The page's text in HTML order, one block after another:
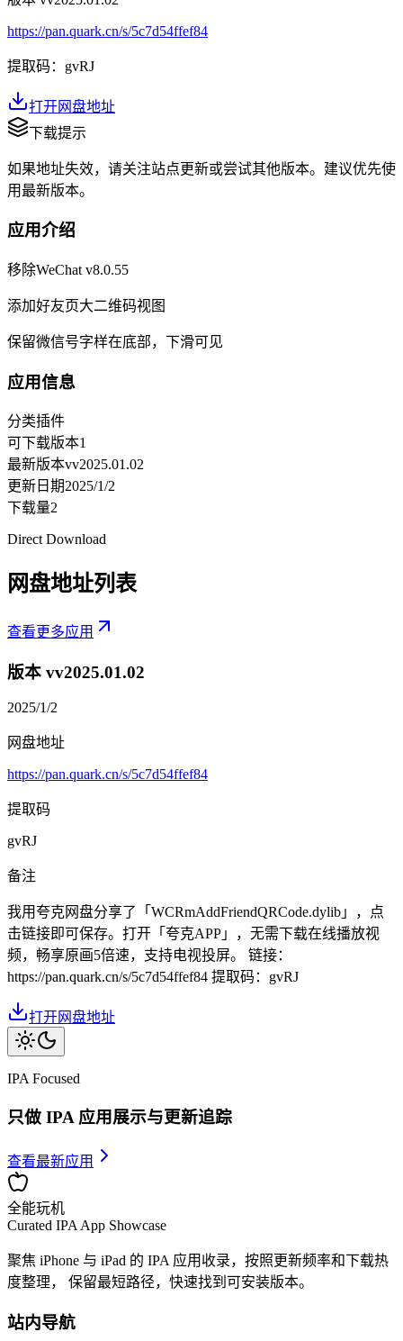
https://pan.quark.cn/s/5c7d54ffef84
提取码： gvRJ
打开网盘地址
下载提示
如果地址失效，请关注站点更新或尝试其他版本。建议优先使
用最新版本。
应用介绍
移除WeChat v8.0.55
添加好友页大二维码视图
保留微信号字样在底部，下滑可见
应用信息
分类插件
可下载版本1
最新版本vv2025.01.02
更新日期2025/1/2
下载量2
Direct Download
网盘地址列表
查看更多应用
版本 vv2025.01.02
2025/1/2
网盘地址
https://pan.quark.cn/s/5c7d54ffef84
提取码
gvRJ
备注
我用夸克网盘分享了「WCRmAddFriendQRCode.dylib」，点
击链接即可保存。打开「夸克APP」，无需下载在线播放视
频，畅享原画5倍速，支持电视投屏。 链接：
https://pan.quark.cn/s/5c7d54ffef84 提取码：gvRJ
打开网盘地址
IPA Focused
只做 IPA 应用展示与更新追踪
查看最新应用
全能玩机
Curated IPA App Showcase
聚焦 iPhone 与 iPad 的 IPA 应用收录，按照更新频率和下载热
度整理， 保留最短路径，快速找到可安装版本。
站内导航